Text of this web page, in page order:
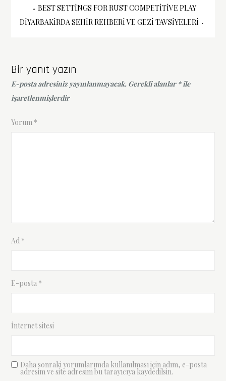
YazıBEST SETTINGS FOR RUST COMPETITIVE PLAY
DIYARBAKIRDA SEHIR REHBERI VE GEZI TAVSIYELERI
Bir yanıt yazın
E-posta adresiniz yayınlanmayacak. Gerekli alanlar *ile
işaretlenmişlerdir
Yorum *
Ad *
E-posta *
İnternet sitesi
Daha sonraki yorumlarımda kullanılması için adım, e-posta
adresim ve site adresim bu tarayıcıya kaydedilsin.